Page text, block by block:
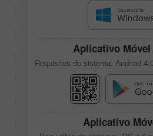
Aplicativo
Requisitos do sistema: Android
Aplicativo